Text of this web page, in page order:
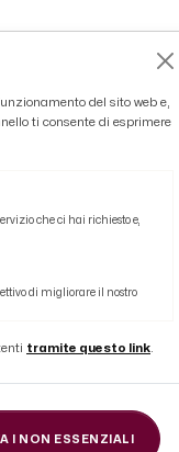
Coppa
del sito web e,
ti consente di esprimere
che ci hai richiesto e,
di migliorare il nostro
tramite questo link.
I NON ESSENZIALI